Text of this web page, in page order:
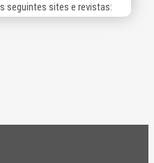
seguintes sites e revistas: